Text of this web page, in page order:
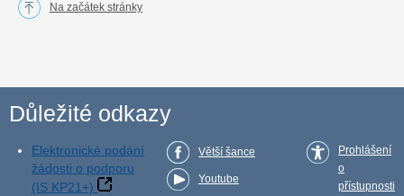
Na začátek stránky
Důležité odkazy
Elektronické podání
žádosti o podporu
(IS KP21+)
Větší šance
Youtube
Prohlášení
o
přístupnosti